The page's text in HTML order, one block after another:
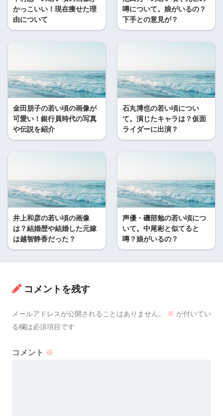
かっこいい！現在痩せた理
由について
噂について。娘がいるの？
下手との意見が？
金田朋子の若い頃の画像が
可愛い！銀行員時代の写真
や伝説を紹介
石丸博也の若い頃につい
て。演じたキャラは？仮面
ライダーに出演？
井上和彦の若い頃の画像
は？結婚歴や結婚した元嫁
は越智静香だった？
声優・磯部勉の若い頃につ
いて。中尾彬と似てると
噂？娘がいるの？
コメントを残す
メールアドレスが公開されることはありません。 ※ が付いてい
る欄は必須項目です
コメント ※